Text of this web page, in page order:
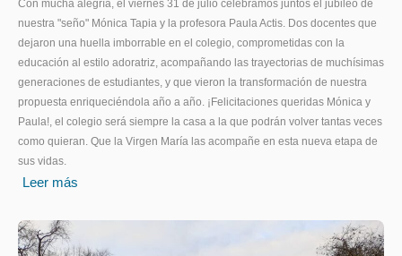
Con mucha alegría, el viernes 31 de julio celebramos juntos el jubileo de
nuestra "seño" Mónica Tapia y la profesora Paula Actis. Dos docentes que
dejaron una huella imborrable en el colegio, comprometidas con la
educación al estilo adoratriz, acompañando las trayectorias de muchísimas
generaciones de estudiantes, y que vieron la transformación de nuestra
propuesta enriqueciéndola año a año. ¡Felicitaciones queridas Mónica y
Paula!, el colegio será siempre la casa a la que podrán volver tantas veces
como quieran. Que la Virgen María las acompañe en esta nueva etapa de
sus vidas.
Leer más